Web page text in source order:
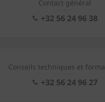
Contact général
+32 56 24 96 38
Conseils techniques et
+32 56 24 96 27